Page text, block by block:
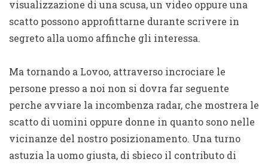
visualizzazione di una scusa, un video oppure una
scatto possono approfittarne durante scrivere in
segreto alla uomo affinche gli interessa.
Ma tornando a Lovoo, attraverso incrociare le
persone presso a noi non si dovra far seguente
perche avviare la incombenza radar, che mostrera le
scatto di uomini oppure donne in quanto sono nelle
vicinanze del nostro posizionamento. Una turno
astuzia la uomo giusta, di sbieco il contributo di